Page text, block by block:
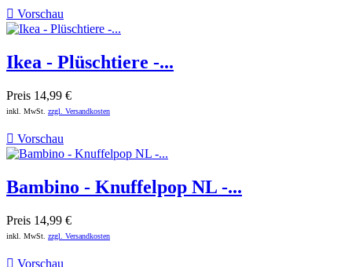
 Vorschau
Ikea - Plüschtiere -...
Preis 14,99 €
inkl. MwSt. zzgl. Versandkosten
 Vorschau
Bambino - Knuffelpop NL -...
Preis 14,99 €
inkl. MwSt. zzgl. Versandkosten
 Vorschau